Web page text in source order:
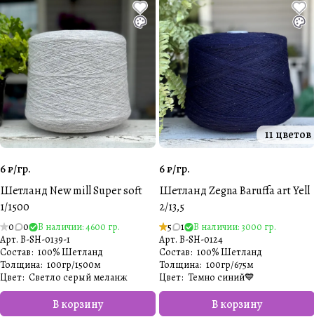
6 ₽/гр.
Шетланд New mill Super soft
1/1500
0 0
В наличии: 4600 гр.
Арт. B-SH-0139-1
В корзину
Состав: 100% Шетланд
Толщина: 100гр/1500м
Цвет: Светло серый меланж️
11 цветов
6 ₽/гр.
Шетланд Zegna Baruffa art Yell
2/13,5
5 1
В наличии: 3000 гр.
Арт. B-SH-0124
В корзину
Состав: 100% Шетланд
Толщина: 100гр/675м
Цвет: Темно синий💙